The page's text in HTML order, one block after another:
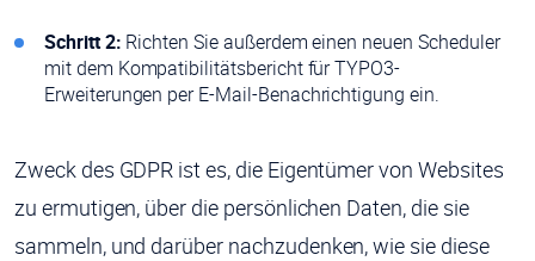
Schritt 2: Richten Sie außerdem einen neuen Scheduler
mit dem Kompatibilitätsbericht für TYPO3-
Erweiterungen per E-Mail-Benachrichtigung ein.
Zweck des GDPR ist es, die Eigentümer von Websites
zu ermutigen, über die persönlichen Daten, die sie
sammeln, und darüber nachzudenken, wie sie diese